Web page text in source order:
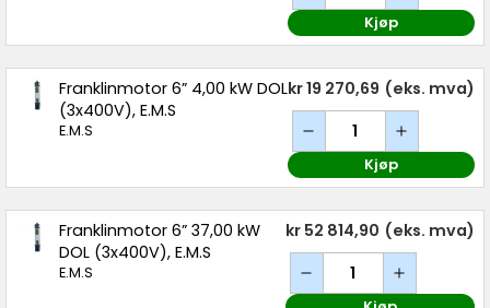
Kjøp
Franklinmotor 6” 4,00 kW DOL
(3x400V), E.M.S
E.M.S
kr 19 270,69 (eks. mva)
Kjøp
Franklinmotor 6” 37,00 kW
DOL (3x400V), E.M.S
E.M.S
kr 52 814,90 (eks. mva)